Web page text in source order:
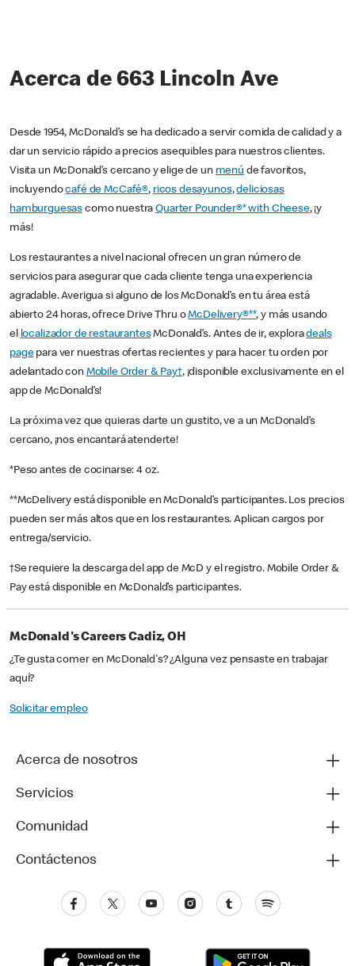
Acerca de 663 Lincoln Ave
Desde 1954, McDonald’s se ha dedicado a servir comida de calidad y a
dar un servicio rápido a precios asequibles para nuestros clientes.
Visita un McDonald’s cercano y elige de un menú de favoritos,
incluyendocafé de McCafé®, ricos desayunos,deliciosas
hamburguesas como nuestraQuarter Pounder®* with Cheese, ¡y
más!
Los restaurantes a nivel nacional ofrecen un gran número de
servicios para asegurar que cada cliente tenga una experiencia
agradable. Averigua si alguno de los McDonald’s en tu área está
abierto 24 horas, ofrece Drive Thru oMcDelivery®**, y más usando
el localizador de restaurantesMcDonald’s. Antes de ir, exploradeals
pagepara ver nuestras ofertas recientes y para hacer tu orden por
adelantado con Mobile Order & Pay†, ¡disponible exclusivamente en el
app de McDonald’s!
La próxima vez que quieras darte un gustito, ve a un McDonald’s
cercano, ¡nos encantará atenderte!
*Peso antes de cocinarse: 4 oz.
**McDelivery está disponible en McDonald’s participantes. Los precios
pueden ser más altos que en los restaurantes. Aplican cargos por
entrega/servicio.
†Se requiere la descarga del app de McD y el registro. Mobile Order &
Pay está disponible en McDonald’s participantes.
McDonald's Careers Cadiz, OH
¿Te gusta comer en McDonald's? ¿Alguna vez pensaste en trabajar
aquí?
Solicitar empleo
Acerca de nosotros
Servicios
Comunidad
Contáctenos